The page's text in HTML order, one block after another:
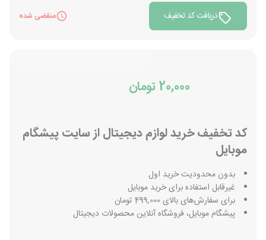
دریافت کد تخفیف منقضی شده
20,000 تومان
کد تخفیف خرید لوازم دیجیتال از سایت پیشگام
موبایل
بدون محدودیت خرید اول
غیرقابل استفاده برای خرید موبایل
برای سفارش‌های بالای 499,000 تومان
پیشگام موبایل، فروشگاه آنلاین محصولات دیجیتال